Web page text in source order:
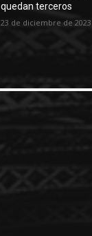
quedan terceros
23 de diciembre de 2023